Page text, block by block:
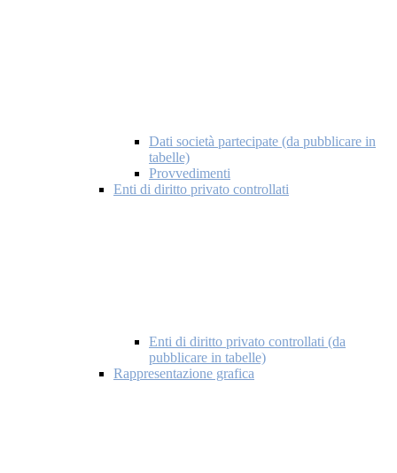
Dati società partecipate (da pubblicare in
tabelle)
Provvedimenti
Enti di diritto privato controllati
Enti di diritto privato controllati (da
pubblicare in tabelle)
Rappresentazione grafica